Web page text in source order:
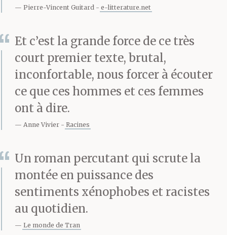
la récréation.
Hé Mélétis, le mangas,
tu sais conduire ? T’as
sauté la grille d’un
bond, t’as ouvert la
sans faire de bruit, en
regardant derrière toi
pour t’assurer que tout
le monde te voyait. T’as
Pierre-Vincent Guitard e-litterature.net
Et c’est la grande force de ce très
court premier texte, brutal,
inconfortable, nous forcer à écouter
ce que ces hommes et ces femmes
ont à dire.
Anne Vivier Racines
Un roman percutant qui scrute la
montée en puissance des
sentiments xénophobes et racistes
au quotidien.
Le monde de Tran